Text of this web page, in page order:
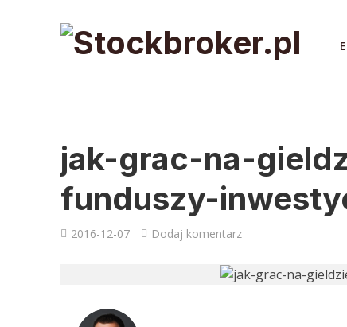
jak-grac-na-
funduszy-
2016-12-07 Dodaj komentarz